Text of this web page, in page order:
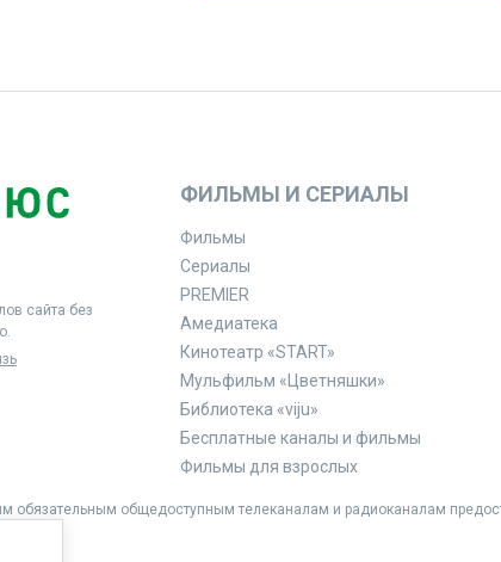
сайта без
ФИЛЬМЫ И СЕРИАЛЫ
Фильмы
Сериалы
PREMIER
Амедиатека
Кинотеатр «START»
Мульфильм «Цветняшки»
Библиотека «viju»
Бесплатные каналы и фильмы
Фильмы для взрослых
обязательным общедоступным телеканалам и радиоканалам